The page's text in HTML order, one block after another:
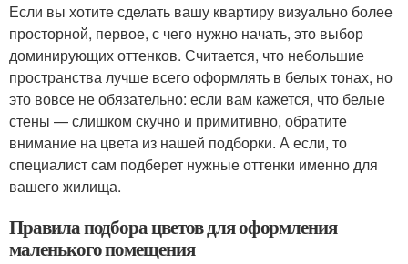
Если вы хотите сделать вашу квартиру визуально более
просторной, первое, с чего нужно начать, это выбор
доминирующих оттенков. Считается, что небольшие
пространства лучше всего оформлять в белых тонах, но
это вовсе не обязательно: если вам кажется, что белые
стены — слишком скучно и примитивно, обратите
внимание на цвета из нашей подборки. А если, то
специалист сам подберет нужные оттенки именно для
вашего жилища.
Правила подбора цветов для оформления
маленького помещения